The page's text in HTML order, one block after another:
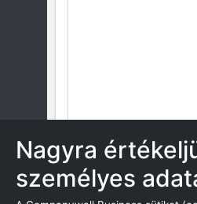
Nagyra
személyes